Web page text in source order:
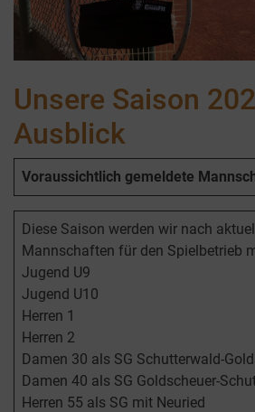
Unsere Saison
Ausblick
Voraussichtlich gemeldete
Diese Saison werden wir nach
Mannschaften für den Spielbetrieb
Jugend U9
Jugend U10
Herren 1
Herren 2
Damen 30 als SG Schutterwald-
Damen 40 als SG Goldscheuer-
Herren 55 als SG mit Neuried